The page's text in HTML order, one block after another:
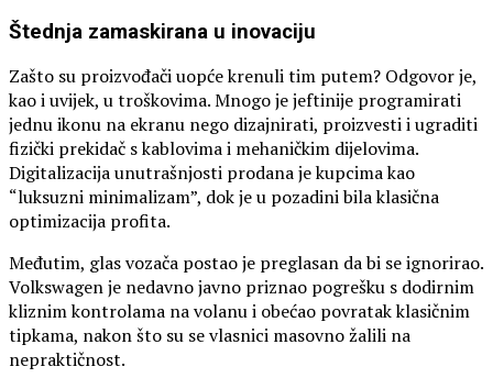
Štednja zamaskirana u inovaciju
Zašto su proizvođači uopće krenuli tim putem? Odgovor je,
kao i uvijek, u troškovima. Mnogo je jeftinije programirati
jednu ikonu na ekranu nego dizajnirati, proizvesti i ugraditi
fizički prekidač s kablovima i mehaničkim dijelovima.
Digitalizacija unutrašnjosti prodana je kupcima kao
“luksuzni minimalizam”, dok je u pozadini bila klasična
optimizacija profita.
Međutim, glas vozača postao je preglasan da bi se ignorirao.
Volkswagen je nedavno javno priznao pogrešku s dodirnim
kliznim kontrolama na volanu i obećao povratak klasičnim
tipkama, nakon što su se vlasnici masovno žalili na
nepraktičnost.